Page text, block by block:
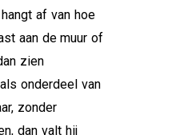
af van hoe
aan de muur of
zien
onderdeel van
zonder
dan valt hij